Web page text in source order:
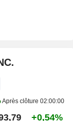
Après clôture 02:00:00
+0,54%